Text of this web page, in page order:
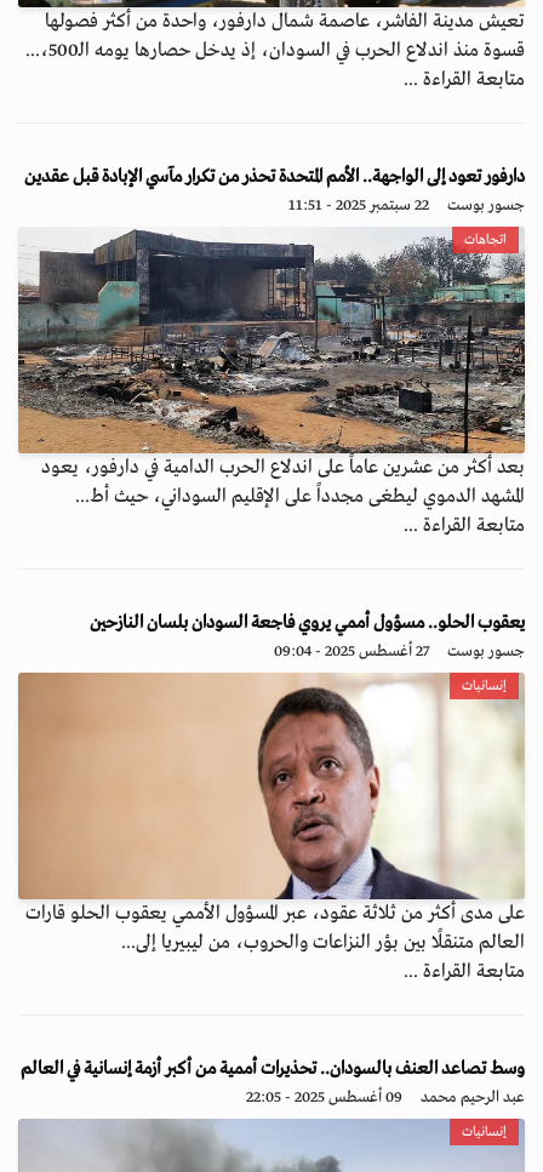
تعيش مدينة الفاشر، عاصمة شمال دارفور، واحدة من أكثر فصولها
قسوة منذ اندلاع الحرب في السودان، إذ يدخل حصارها يومه الـ500،...
متابعة القراءة ...
دارفور تعود إلى الواجهة.. الأمم المتحدة تحذر من تكرار مآسي الإبادة قبل عقدين
جسور بوست 22 سبتمبر 2025 - 11:51
اتجاهات
بعد أكثر من عشرين عاماً على اندلاع الحرب الدامية في دارفور، يعود
المشهد الدموي ليطغى مجدداً على الإقليم السوداني، حيث أط...
متابعة القراءة ...
يعقوب الحلو.. مسؤول أممي يروي فاجعة السودان بلسان النازحين
جسور بوست 27 أغسطس 2025 - 09:04
إنسانيات
على مدى أكثر من ثلاثة عقود، عبر المسؤول الأممي يعقوب الحلو قارات
العالم متنقلًا بين بؤر النزاعات والحروب، من ليبيريا إلى...
متابعة القراءة ...
وسط تصاعد العنف بالسودان.. تحذيرات أممية من أكبر أزمة إنسانية في العالم
عبد الرحيم محمد 09 أغسطس 2025 - 22:05
إنسانيات